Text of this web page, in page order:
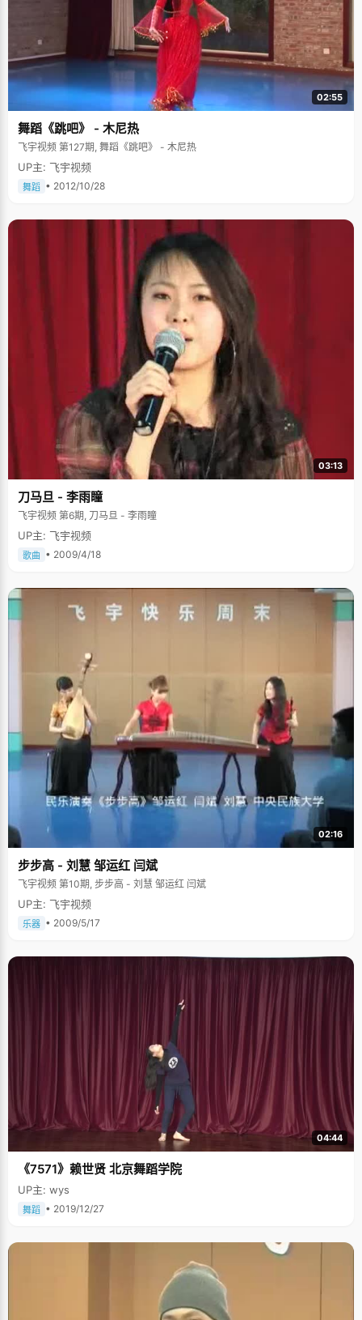
02:55
舞蹈《跳吧》 - 木尼热
飞宇视频 第127期, 舞蹈《跳吧》 - 木尼热
UP主: 飞宇视频
舞蹈 • 2012/10/28
03:13
刀马旦 - 李雨瞳
飞宇视频 第6期, 刀马旦 - 李雨瞳
UP主: 飞宇视频
歌曲 • 2009/4/18
02:16
步步高 - 刘慧 邹运红 闫斌
飞宇视频 第10期, 步步高 - 刘慧 邹运红 闫斌
UP主: 飞宇视频
乐器 • 2009/5/17
04:44
《7571》赖世贤 北京舞蹈学院
UP主: wys
舞蹈 • 2019/12/27